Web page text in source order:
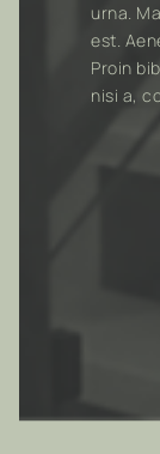
urna.
est.
Proin
nisi a,